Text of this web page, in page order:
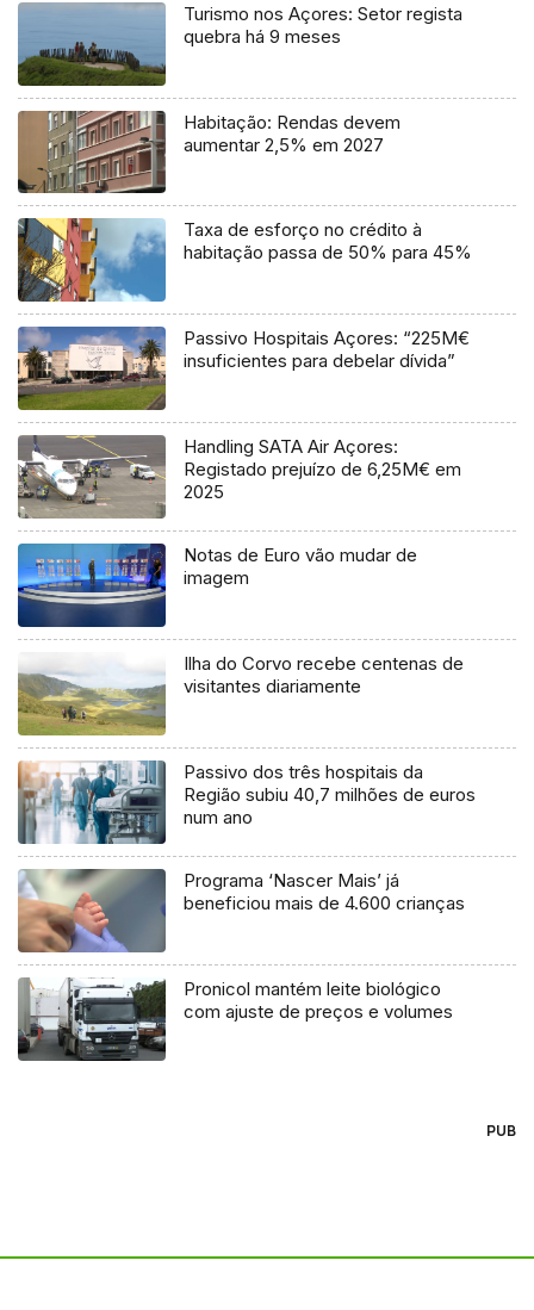
Turismo nos Açores: Setor regista
quebra há 9 meses
Habitação: Rendas devem
aumentar 2,5% em 2027
Taxa de esforço no crédito à
habitação passa de 50% para 45%
Passivo Hospitais Açores: “225M€
insuficientes para debelar dívida”
Handling SATA Air Açores:
Registado prejuízo de 6,25M€ em
2025
Notas de Euro vão mudar de
imagem
Ilha do Corvo recebe centenas de
visitantes diariamente
Passivo dos três hospitais da
Região subiu 40,7 milhões de euros
num ano
Programa ‘Nascer Mais’ já
beneficiou mais de 4.600 crianças
Pronicol mantém leite biológico
com ajuste de preços e volumes
PUB